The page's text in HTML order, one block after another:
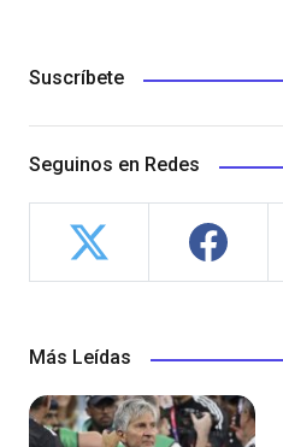
Suscríbete
Seguinos en Redes
Más Leídas